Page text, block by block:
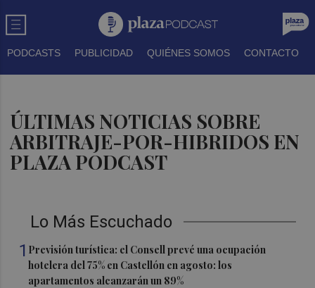
PODCASTS PUBLICIDAD QUIÉNES SOMOS CONTACTO
ÚLTIMAS NOTICIAS SOBRE
ARBITRAJE-POR-HIBRIDOS EN
PLAZA PODCAST
Lo Más Escuchado
1 Previsión turística: el Consell prevé una ocupación
hotelera del 75% en Castellón en agosto: los
apartamentos alcanzarán un 89%